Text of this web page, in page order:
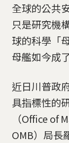
全球的公共
只是研究機
球的科學「
母艦如今成
近日川普政
具指標性的
（Office of
OMB）局長